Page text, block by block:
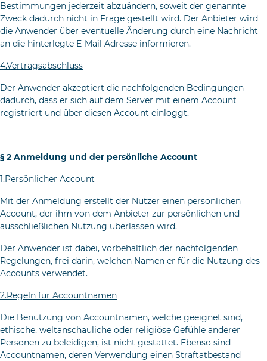
Bestimmungen jederzeit abzuändern, soweit der genannte
Zweck dadurch nicht in Frage gestellt wird. Der Anbieter wird
die Anwender über eventuelle Änderung durch eine Nachricht
an die hinterlegte E-Mail Adresse informieren.
4.Vertragsabschluss
Der Anwender akzeptiert die nachfolgenden Bedingungen
dadurch, dass er sich auf dem Server mit einem Account
registriert und über diesen Account einloggt.
§ 2 Anmeldung und der persönliche Account
1.Persönlicher Account
Mit der Anmeldung erstellt der Nutzer einen persönlichen
Account, der ihm von dem Anbieter zur persönlichen und
ausschließlichen Nutzung überlassen wird.
Der Anwender ist dabei, vorbehaltlich der nachfolgenden
Regelungen, frei darin, welchen Na­men er für die Nutzung des
Accounts verwendet.
2.Regeln für Accountnamen
Die Benutzung von Accountnamen, welche geeignet sind,
ethische, weltanschauliche oder religiöse Gefühle anderer
Personen zu beleidigen, ist nicht gestattet. Ebenso sind
Accountnamen, deren Verwendung einen Straftatbestand